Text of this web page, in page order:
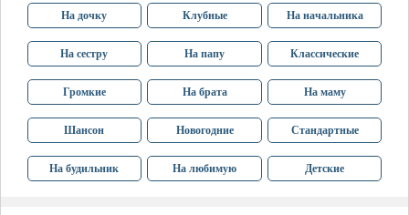
На дочку Клубные На начальника
На сестру На папу Классические
Громкие На брата На маму
Шансон Новогодние Стандартные
На будильник На любимую Детские